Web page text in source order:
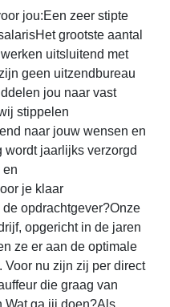
jou:Een zeer stipte
grootste aantal
uitsluitend met
geen uitzendbureau
jou naar vast
stippelen
naar jouw wensen en
jaarlijks verzorgd
en
je klaar
opdrachtgever?Onze
opgericht in de jaren
ze er aan de optimale
Voor nu zijn zij per direct
die graag van
ga jij doen?Als